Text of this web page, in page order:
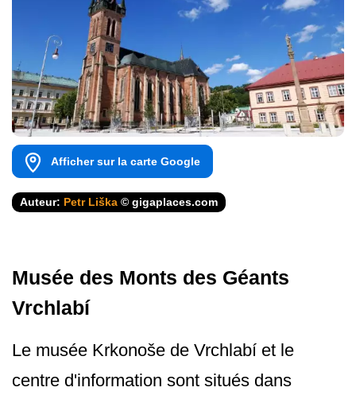
Afficher sur la carte Google
Auteur: Petr Liška © gigaplaces.com
Musée des Monts des Géants
Vrchlabí
Le musée Krkonoše de Vrchlabí et le
centre d'information sont situés dans